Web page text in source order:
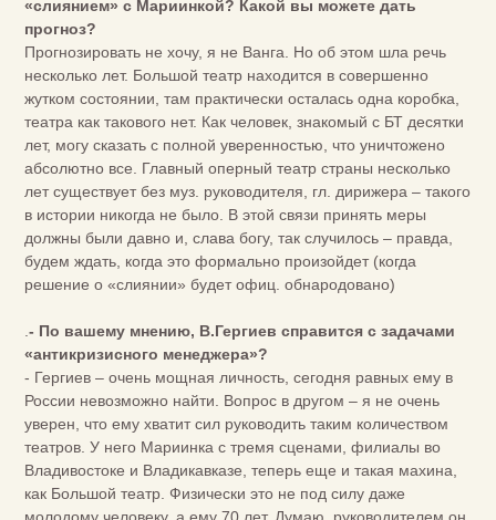
«слиянием» с Мариинкой? Какой вы можете дать
прогноз?
Прогнозировать не хочу, я не Ванга. Но об этом шла речь
несколько лет. Большой театр находится в совершенно
жутком состоянии, там практически осталась одна коробка,
театра как такового нет. Как человек, знакомый с БТ десятки
лет, могу сказать с полной уверенностью, что уничтожено
абсолютно все. Главный оперный театр страны несколько
лет существует без муз. руководителя, гл. дирижера – такого
в истории никогда не было. В этой связи принять меры
должны были давно и, слава богу, так случилось – правда,
будем ждать, когда это формально произойдет (когда
решение о «слиянии» будет офиц. обнародовано)
- По вашему мнению, В.Гергиев справится с задачами
«антикризисного менеджера»?
- Гергиев – очень мощная личность, сегодня равных ему в
России невозможно найти. Вопрос в другом – я не очень
уверен, что ему хватит сил руководить таким количеством
театров. У него Мариинка с тремя сценами, филиалы во
Владивостоке и Владикавказе, теперь еще и такая махина,
как Большой театр. Физически это не под силу даже